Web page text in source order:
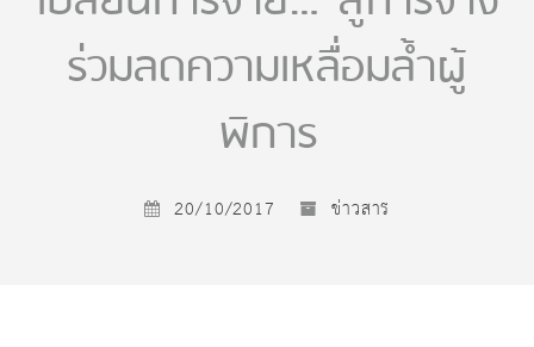
ร่วมลดความเหลื่อมล้ำผู้
พิการ
20/10/2017 ข่าวสาร